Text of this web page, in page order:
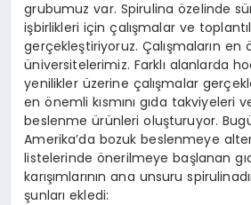
grubumuz var. Spirulina özelinde
işbirlikleri için çalışmalar ve
gerçekleştiriyoruz. Çalışmaların en
üniversitelerimiz. Farklı alanlarda
yenilikler üzerine çalışmalar
en önemli kısmını gıda takviyeleri
beslenme ürünleri oluşturuyor.
Amerika’da bozuk beslenmeye
listelerinde önerilmeye başlanan
karışımlarının ana unsuru
şunları ekledi: